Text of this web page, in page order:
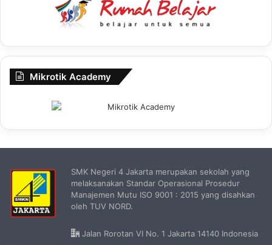
Mikrotik Academy
SMK Negeri 4 Jakarta merupakan sekolah yang
melaksanakan Standar Operasional Prosedur
Manajemen Mutu ISO 9001 : 2015 yang disahkan
oleh TUV NORD.
Jalan Rorotan VI No. 1 Jakarta 14140 Indonesia